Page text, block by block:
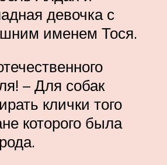
девочка с
именем Тося.
– Для собак
клички того
которого была